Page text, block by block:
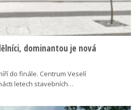
dominantou je nová
do finále. Centrum Veselí
letech stavebních…